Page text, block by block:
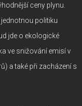
ceny plynu.
politiku
jde o ekologické
ve snižování emisí v
a také při zacházení s